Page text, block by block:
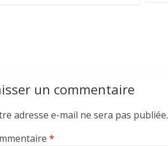
un commentaire
adresse e-mail ne sera pas publiée.
*